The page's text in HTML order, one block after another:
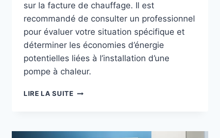
sur la facture de chauffage. Il est
recommandé de consulter un professionnel
pour évaluer votre situation spécifique et
déterminer les économies d’énergie
potentielles liées à l’installation d’une
pompe à chaleur.
LIRE LA SUITE POMPE
VRAIMENT